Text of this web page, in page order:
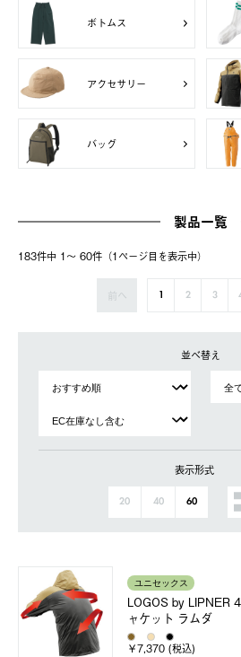
ボトムス
アクセサリー
バッグ
製品一覧
183件中 1〜 60件（1ページ⽬を表⽰中）
前へ 1 2 3
並べ替え
表示形式
20 40 60
ユニセックス
LOGOS by LIPNER
ャケット ラムダ
￥7,370 (税込)